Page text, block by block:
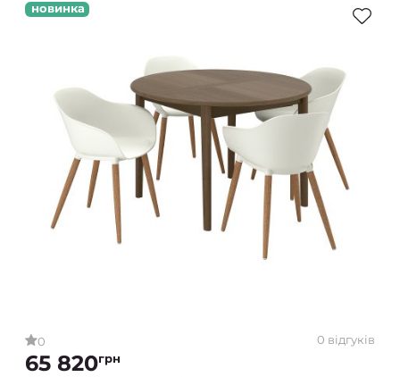
новинка
0 0 відгуків
65 820грн